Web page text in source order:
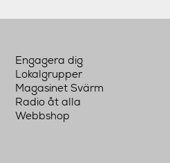
Engagera dig
Lokalgrupper
Magasinet Svärm
Radio åt alla
Webbshop